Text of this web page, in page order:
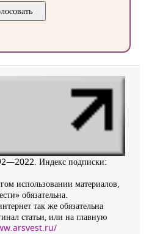
Индекс подписки:
использовании материалов,
обязательна.
так же обязательна
статьи, или на главную